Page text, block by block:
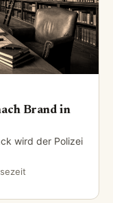
Brand in
wird der Polizei